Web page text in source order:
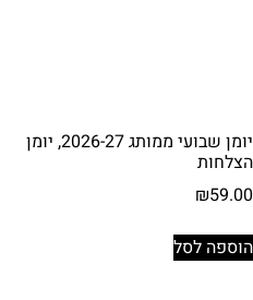
יומן שבועי ממותג 2026-27, יומן
הצלחות
₪59.00
הוספה לסל